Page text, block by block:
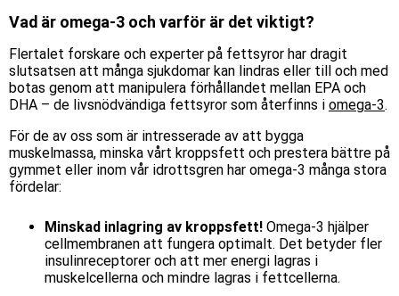
Vad är omega-3 och varför är det viktigt?
Flertalet forskare och experter på fettsyror har dragit
slutsatsen att många sjukdomar kan lindras eller till och med
botas genom att manipulera förhållandet mellan EPA och
DHA – de livsnödvändiga fettsyror som återfinns i omega-3.
För de av oss som är intresserade av att bygga
muskelmassa, minska vårt kroppsfett och prestera bättre på
gymmet eller inom vår idrottsgren har omega-3 många stora
fördelar:
Minskad inlagring av kroppsfett! Omega-3 hjälper
cellmembranen att fungera optimalt. Det betyder fler
insulinreceptorer och att mer energi lagras i
muskelcellerna och mindre lagras i fettcellerna.